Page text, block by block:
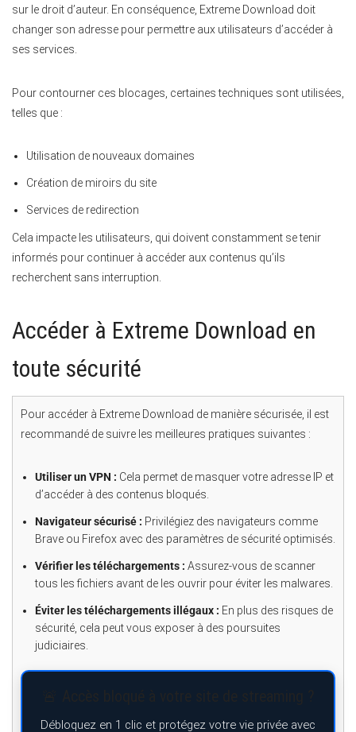
sur le droit d’auteur. En conséquence, Extreme Download doit
changer son adresse pour permettre aux utilisateurs d’accéder à
ses services.
Pour contourner ces blocages, certaines techniques sont utilisées,
telles que :
Utilisation de nouveaux domaines
Création de miroirs du site
Services de redirection
Cela impacte les utilisateurs, qui doivent constamment se tenir
informés pour continuer à accéder aux contenus qu’ils
recherchent sans interruption.
Accéder à Extreme Download en
toute sécurité
Pour accéder à Extreme Download de manière sécurisée, il est
recommandé de suivre les meilleures pratiques suivantes :
Utiliser un VPN : Cela permet de masquer votre adresse IP et
d’accéder à des contenus bloqués.
Navigateur sécurisé : Privilégiez des navigateurs comme
Brave ou Firefox avec des paramètres de sécurité optimisés.
Vérifier les téléchargements : Assurez-vous de scanner
tous les fichiers avant de les ouvrir pour éviter les malwares.
Éviter les téléchargements illégaux : En plus des risques de
sécurité, cela peut vous exposer à des poursuites
judiciaires.
Débloquez en 1 clic et protégez votre vie privée avec